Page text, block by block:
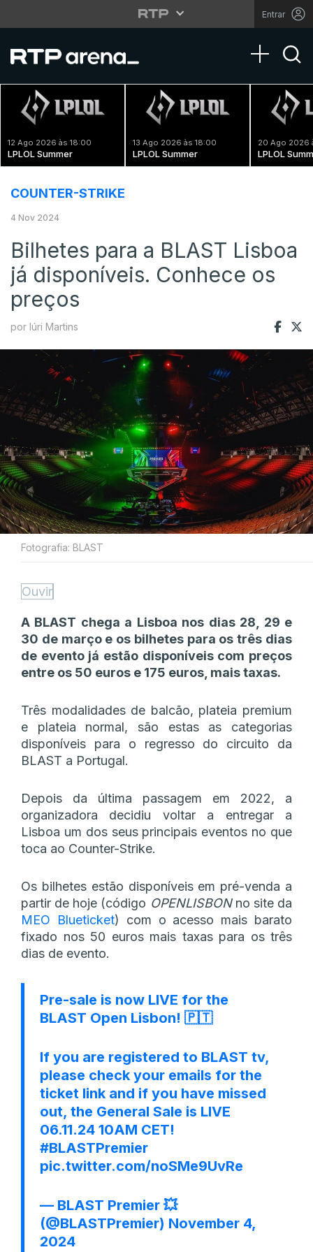
Entrar
Toggle
12 Ago 2026 às 18:00
LPLOL Summer
13 Ago 2026 às 18:00
LPLOL Summer
20 Ago 2026
LPLOL
COUNTER-STRIKE
4 Nov 2024
Bilhetes para a BLAST Lisboa
já disponíveis. Conhece os
preços
por Iúri Martins
Fotografia: BLAST
Ouvir
A BLAST chega a Lisboa nos dias 28, 29 e
30 de março e os bilhetes para os três dias
de evento já estão disponíveis com preços
entre os 50 euros e 175 euros, mais taxas.
Três modalidades de balcão, plateia premium
e plateia normal, são estas as categorias
disponíveis para o regresso do circuito da
BLAST a Portugal.
Depois da última passagem em 2022, a
organizadora decidiu voltar a entregar a
Lisboa um dos seus principais eventos no que
toca ao Counter-Strike.
Os bilhetes estão disponíveis em pré-venda a
partir de hoje (código OPENLISBONno site da
MEO Blueticket) com o acesso mais barato
fixado nos 50 euros mais taxas para os três
dias de evento.
Pre-sale is now LIVE for the
BLAST Open Lisbon! 🇵🇹
If you are registered to BLAST tv,
please check your emails for the
ticket link and if you have missed
out, the General Sale is LIVE
06.11.24 10AM CET!
#BLASTPremier
pic.twitter.com/noSMe9UvRe
— BLAST Premier 💥
(@BLASTPremier) November 4,
2024